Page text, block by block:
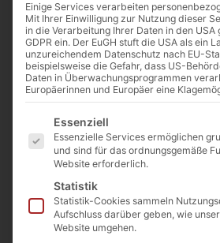
Servierplatte oval aus Ton
Art. Nr.:Ton-05
Geschenkideen
Einige Services verarbeiten
Mit Ihrer Einwilligung zur Nutzung dieser
in die Verarbeitung Ihrer Daten in den USA
GDPR ein. Der EuGH stuft die USA als ein
unzureichendem Datenschutz nach EU-
beispielsweise die Gefahr, dass US-
Daten in Überwachungsprogrammen
Europäerinnen und Europäer eine
Es folgt eine Liste der
Essenziell
Essenzielle Services ermöglichen
und sind für das ordnungsgemäße
Website erforderlich.
Statistik
Statistik-Cookies sammeln
Aufschluss darüber geben, wie
Website umgehen.